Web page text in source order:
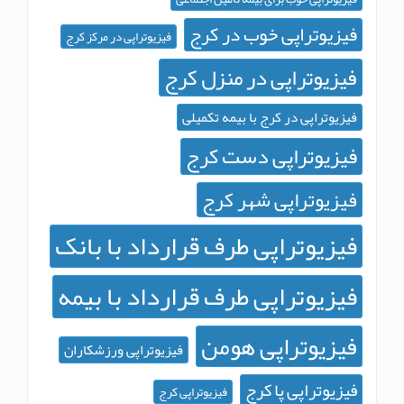
خوب در کرج فیزیوتراپی در مرکز کرج
در منزل کرج
در کرج با بیمه تکمیلی
دست کرج
شهر کرج
طرف قرارداد با بانک
طرف قرارداد با بیمه
هومن فیزیوتراپی ورزشکاران
پا کرج فیزیوتراپی کرج